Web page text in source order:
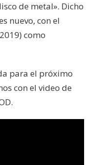
de metal». Dicho
nuevo, con el
como
para el próximo
con el video de